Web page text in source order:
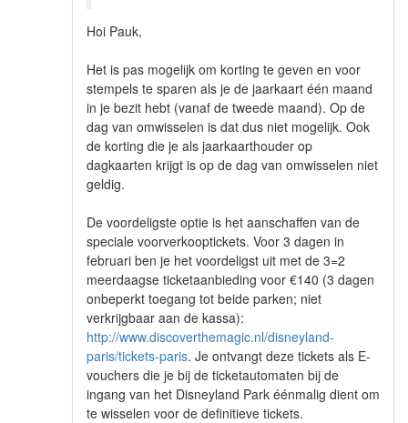
Hoi Pauk,
Het is pas mogelijk om korting te geven en voor
stempels te sparen als je de jaarkaart één maand
in je bezit hebt (vanaf de tweede maand). Op de
dag van omwisselen is dat dus niet mogelijk. Ook
de korting die je als jaarkaarthouder op
dagkaarten krijgt is op de dag van omwisselen niet
geldig.
De voordeligste optie is het aanschaffen van de
speciale voorverkooptickets. Voor 3 dagen in
februari ben je het voordeligst uit met de 3=2
meerdaagse ticketaanbieding voor €140 (3 dagen
onbeperkt toegang tot beide parken; niet
verkrijgbaar aan de kassa):
http://www.discoverthemagic.nl/disneyland-
paris/tickets-paris. Je ontvangt deze tickets als E-
vouchers die je bij de ticketautomaten bij de
ingang van het Disneyland Park éénmalig dient om
te wisselen voor de definitieve tickets.